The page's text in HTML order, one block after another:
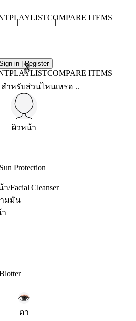
PLAYLISTCOMPARE ITEMS
Sign in | Register
X
PLAYLISTCOMPARE ITEMS
ำหรับส่วนไหนเหรอ ..
ผิวหน้า
Protection
Facial Cleanser
มมัน
ตา